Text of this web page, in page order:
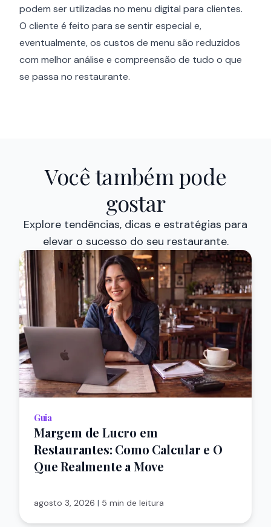
podem ser utilizadas no menu digital para clientes.
O cliente é feito para se sentir especial e,
eventualmente, os custos de menu são reduzidos
com melhor análise e compreensão de tudo o que
se passa no restaurante.
Você também pode
gostar
Explore tendências, dicas e estratégias para
elevar o sucesso do seu restaurante.
Guia
Margem de Lucro em
Restaurantes: Como Calcular e O
Que Realmente a Move
agosto 3, 2026 | 5 min de leitura